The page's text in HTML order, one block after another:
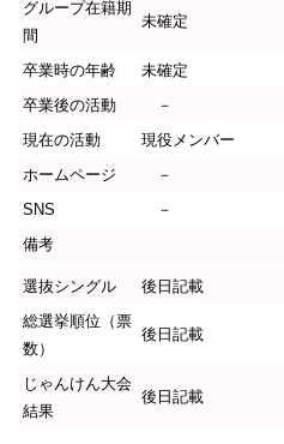
グループ在籍期
間
未確定
卒業時の年齢
未確定
卒業後の活動
－
現在の活動
現役メンバー
ホームページ
－
SNS
－
備考
選抜シングル
後日記載
総選挙順位（票
数）
後日記載
じゃんけん大会
結果
後日記載